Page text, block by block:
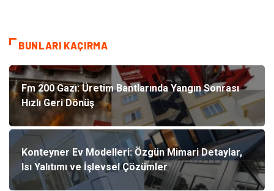
BUNLARI KAÇIRMA
Fm 200 Gazı: Üretim Bantlarında Yangın Sonrası
Hızlı Geri Dönüş
Konteyner Ev Modelleri: Özgün Mimari Detaylar,
Isı Yalıtımı ve İşlevsel Çözümler